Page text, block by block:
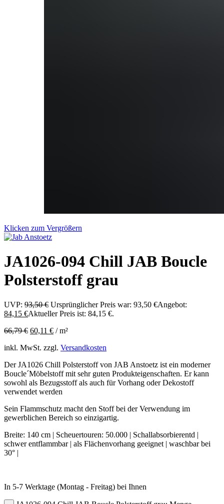
Klicken zum Vergrößern
JA1026-094 Chill JAB Boucle
Polsterstoff grau
UVP: 93,50€ Ursprünglicher Preis war: 93,50 €Angebot:
84,15 €Aktueller Preis ist: 84,15 €.
66,79€ 60,11 € /m²
inkl. MwSt. zzgl. Versandkosten
Der JA1026 Chill Polsterstoff von JAB Anstoetz ist ein moderner
Boucle´Möbelstoff mit sehr guten Produkteigenschaften. Er kann
sowohl als Bezugsstoff als auch für Vorhang oder Dekostoff
verwendet werden
Sein Flammschutz macht den Stoff bei der Verwendung im
gewerblichen Bereich so einzigartig.
Breite: 140 cm | Scheuertouren: 50.000 | Schallabsorbierentd |
schwer entflammbar | als Flächenvorhang geeignet | waschbar bei
30° |
In 5-7 Werktage (Montag - Freitag) bei Ihnen